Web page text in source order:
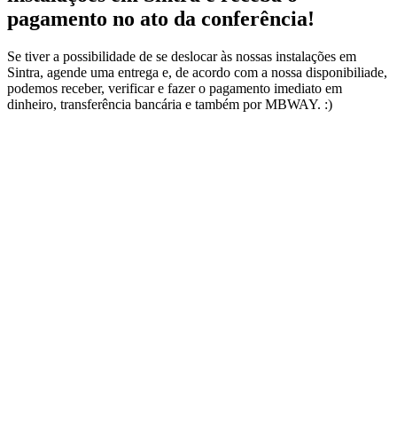
pagamento no ato da conferência!
Se tiver a possibilidade de se deslocar às nossas instalações em
Sintra, agende uma entrega e, de acordo com a nossa disponibiliade,
podemos receber, verificar e fazer o pagamento imediato em
dinheiro, transferência bancária e também por MBWAY. :)